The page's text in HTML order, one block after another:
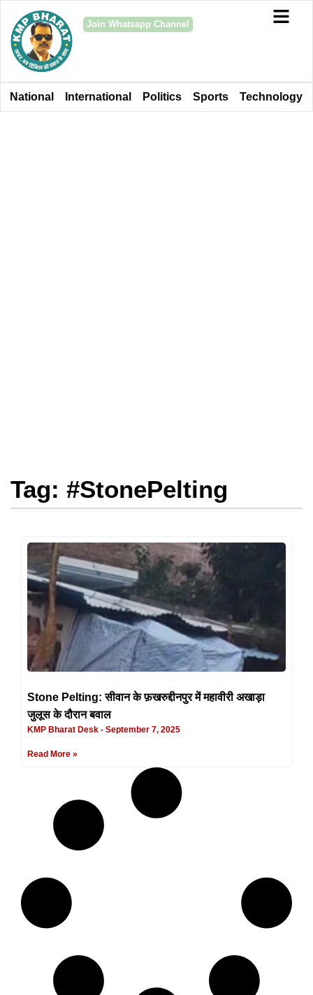
Join Whatsapp Channel
National International Politics Sports Technology
Tag: #StonePelting
Stone Pelting: सीवान के फ़खरुद्दीनपुर में महावीरी अखाड़ा
जुलूस के दौरान बवाल
KMP Bharat Desk September 7, 2025
Read More »